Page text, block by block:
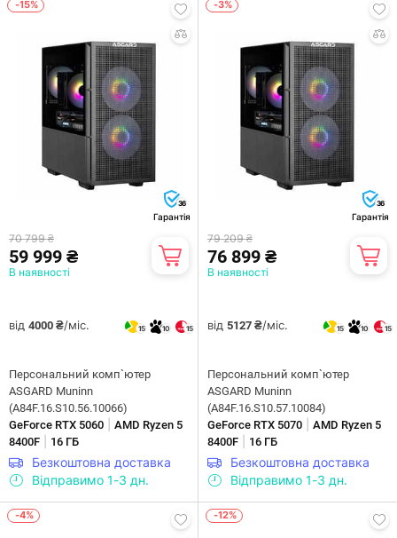
-15%
36
Гарантія
70 799 ₴
59 999 ₴
В наявності
від 4000 ₴/міс. 15 10 15
Персональний комп`ютер
ASGARD Muninn
(A84F.16.S10.56.10066)
GeForce RTX 5060
AMD Ryzen 5
8400F
16 ГБ
Безкоштовна доставка
Відправимо 1-3 дн.
-3%
36
Гарантія
79 209 ₴
76 899 ₴
В наявності
від 5127 ₴/міс. 15 10 15
Персональний комп`ютер
ASGARD Muninn
(A84F.16.S10.57.10084)
GeForce RTX 5070
AMD Ryzen 5
8400F
16 ГБ
Безкоштовна доставка
Відправимо 1-3 дн.
-4% -12%